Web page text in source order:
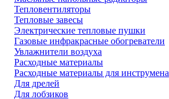
Тепловентиляторы
Тепловые завесы
Электрические тепловые пушки
Газовые инфракрасные обогреватели
Увлажнители воздуха
Расходные материалы
Расходные материалы для инструмена
Для дрелей
Для лобзиков